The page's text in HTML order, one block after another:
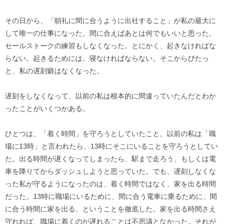
その日から、「朝礼に間に合うように出社すること」が私の最大に
して唯一の仕事になった。間に合えばあとは何でもいいと思った。
セールストークの練習もしなくなった。とにかく、起きなければな
らない。起きるためには、寝なければならない。そこからぴたっ
と、私の遅刻癖はなくなった。
遅刻をしなくなって、以前の私は根本的に間違っていたんだとわか
ったことがいくつかある。
ひとつは、「着く時間」を守ろうとしていたこと。以前の私は「職
場に13時」と言われたら、13時にそこにいることを守ろうとしてい
た。出る時間が遅くなってしまったら、駅まで走ろう、もしくは電
車を降りてからダッシュしようと思っていた。でも、遅刻しなくな
った私が守るようになったのは、着く時間ではなく、家を出る時間
だった。13時に職場にいるために、間に合う電車に乗るために、間
に合う時間に家を出る、ということを徹底した。家を出る時間さえ
守れれば、職場に着くのが遅れることは不思議となかった。それが